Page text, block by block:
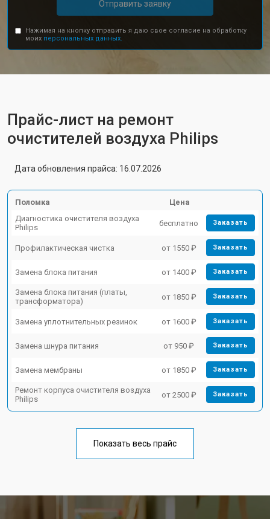
Отправить заявку
Нажимая на кнопку отправить я даю свое согласие на обработку
моих персональных данных.
Прайс-лист на ремонт
очистителей воздуха Philips
Дата обновления прайса: 16.07.2026
Поломка
Цена
Диагностика очистителя воздуха
Philips
бесплатно Заказать
Профилактическая чистка от 1550 ₽ Заказать
Замена блока питания от 1400 ₽ Заказать
Замена блока питания (платы,
трансформатора)
от 1850 ₽ Заказать
Замена уплотнительных резинок от 1600 ₽ Заказать
Замена шнура питания от 950 ₽ Заказать
Замена мембраны от 1850 ₽ Заказать
Ремонт корпуса очистителя воздуха
Philips
от 2500 ₽ Заказать
Показать весь прайс